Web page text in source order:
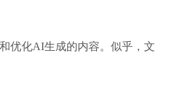
优化AI生成的内容。似乎，文